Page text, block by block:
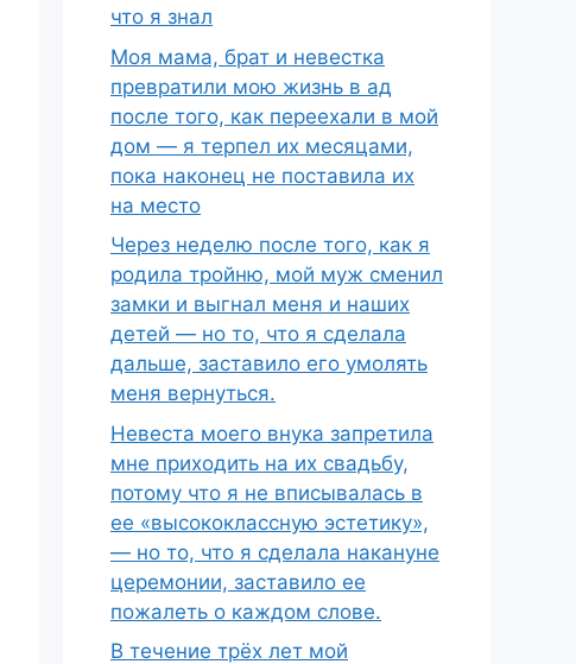
что я знал
Моя мама, брат и невестка
превратили мою жизнь в ад
после того, как переехали в мой
дом — я терпел их месяцами,
пока наконец не поставила их
на место
Через неделю после того, как я
родила тройню, мой муж сменил
замки и выгнал меня и наших
детей — но то, что я сделала
дальше, заставило его умолять
меня вернуться.
Невеста моего внука запретила
мне приходить на их свадьбу,
потому что я не вписывалась в
ее «высококлассную эстетику»,
— но то, что я сделала накануне
церемонии, заставило ее
пожалеть о каждом слове.
В течение трёх лет мой